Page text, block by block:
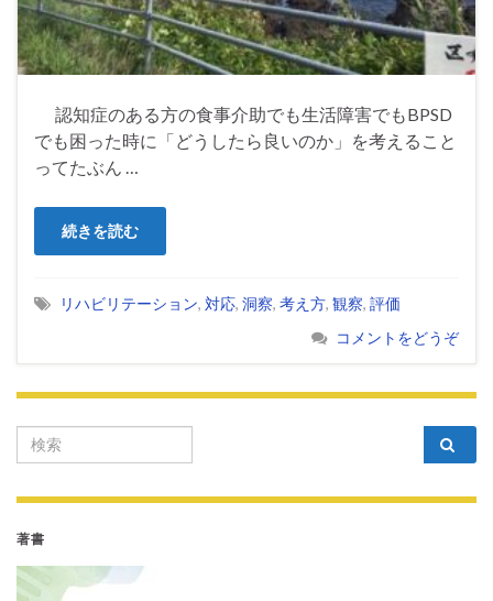
認知症のある方の食事介助でも生活障害でもBPSD
でも困った時に「どうしたら良いのか」を考えること
ってたぶん …
続きを読む
リハビリテーション, 対応, 洞察, 考え方, 観察, 評価
コメントをどうぞ
Search for:
著書